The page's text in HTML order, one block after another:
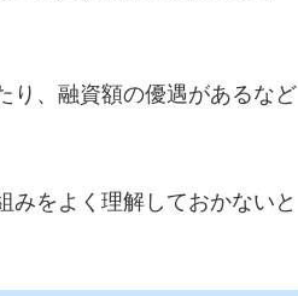
り、融資額の優遇があるなど
みをよく理解しておかないと